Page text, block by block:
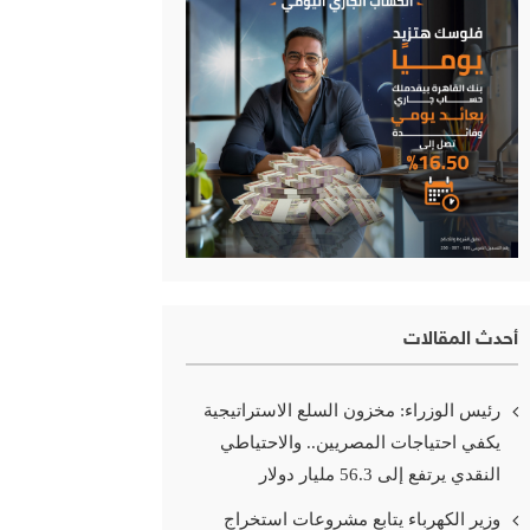
أحدث المقالات
رئيس الوزراء: مخزون السلع الاستراتيجية
يكفي احتياجات المصريين.. والاحتياطي
النقدي يرتفع إلى 56.3 مليار دولار
وزير الكهرباء يتابع مشروعات استخراج